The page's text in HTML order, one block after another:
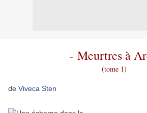
- Meurtres à
(tome 1)
de Viveca Sten